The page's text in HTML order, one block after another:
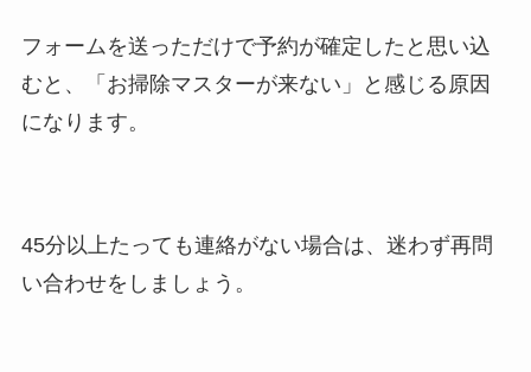
フォームを送っただけで予約が確定したと思い込
むと、「お掃除マスターが来ない」と感じる原因
になります。
45分以上たっても連絡がない場合は、迷わず再問
い合わせをしましょう。